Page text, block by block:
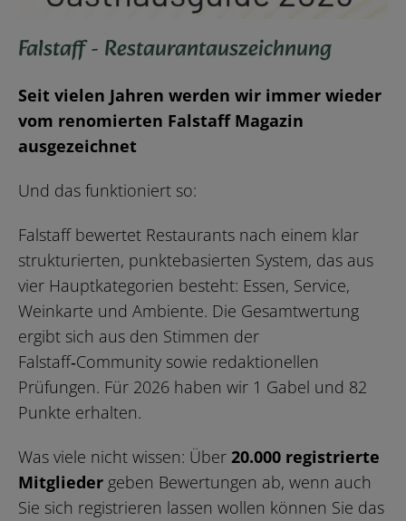
Falstaff - Restaurantauszeichnung
Seit vielen Jahren werden wir immer wieder
vom renomierten Falstaff Magazin
ausgezeichnet
Und das funktioniert so:
Falstaff bewertet Restaurants nach einem klar
strukturierten, punktebasierten System, das aus
vier Hauptkategorien besteht: Essen, Service,
Weinkarte und Ambiente. Die Gesamtwertung
ergibt sich aus den Stimmen der
Falstaff‑Community sowie redaktionellen
Prüfungen. Für 2026 haben wir 1 Gabel und 82
Punkte erhalten.
Was viele nicht wissen: Über 20.000 registrierte
Mitglieder geben Bewertungen ab, wenn auch
Sie sich registrieren lassen wollen können Sie das